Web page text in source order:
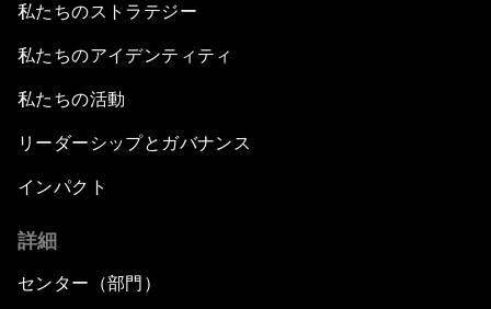
私たちのストラテジー
私たちのアイデンティティ
私たちの活動
リーダーシップとガバナンス
インパクト
詳細
センター（部門）